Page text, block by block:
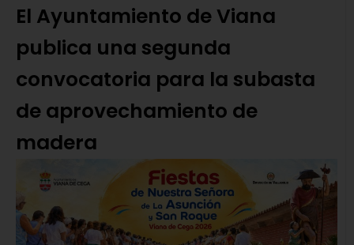
El Ayuntamiento de Viana
publica una segunda
convocatoria para la subasta
de aprovechamiento de
madera